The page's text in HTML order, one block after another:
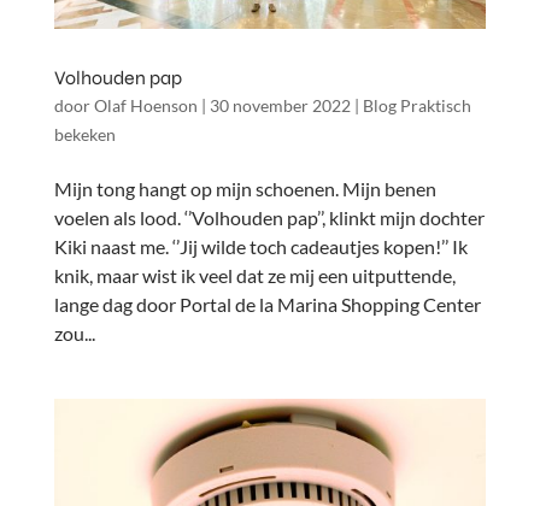
Volhouden pap
doorOlaf Hoenson | 30 november 2022 | Blog Praktisch
bekeken
Mijn tong hangt op mijn schoenen. Mijn benen
voelen als lood. ‘’Volhouden pap’’, klinkt mijn dochter
Kiki naast me. ‘’Jij wilde toch cadeautjes kopen!’’ Ik
knik, maar wist ik veel dat ze mij een uitputtende,
lange dag door Portal de la Marina Shopping Center
zou...